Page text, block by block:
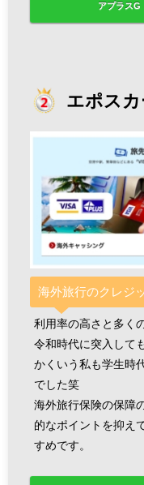
アプラスG
エポスカ
海外旅行のクレジ
利用率の高さと多く
令和時代に突入して
かくいう私も学生時
でした笑
海外旅行保険の保障
的なポイントを抑え
すめです。